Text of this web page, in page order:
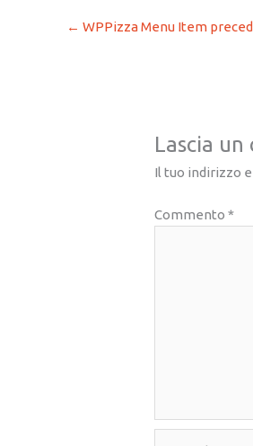
← WPPizza Menu Item
Lascia
Il tuo indirizzo
Commento*